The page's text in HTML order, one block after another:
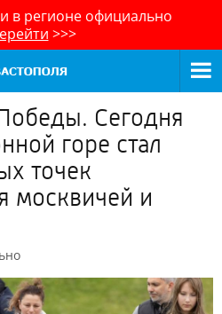
в регионе официально
>>>
Сегодня
горе стал
точек
москвичей и